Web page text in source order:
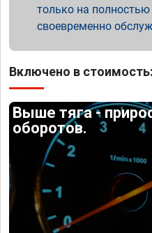
только на
своевременно
Включено в стоимость:
Выше тяга -
оборотов.